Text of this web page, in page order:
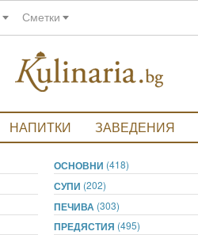
Сметки
НАПИТКИ ЗАВЕДЕНИЯ
ОСНОВНИ (418)
СУПИ (202)
ПЕЧИВА (303)
ПРЕДЯСТИЯ (495)